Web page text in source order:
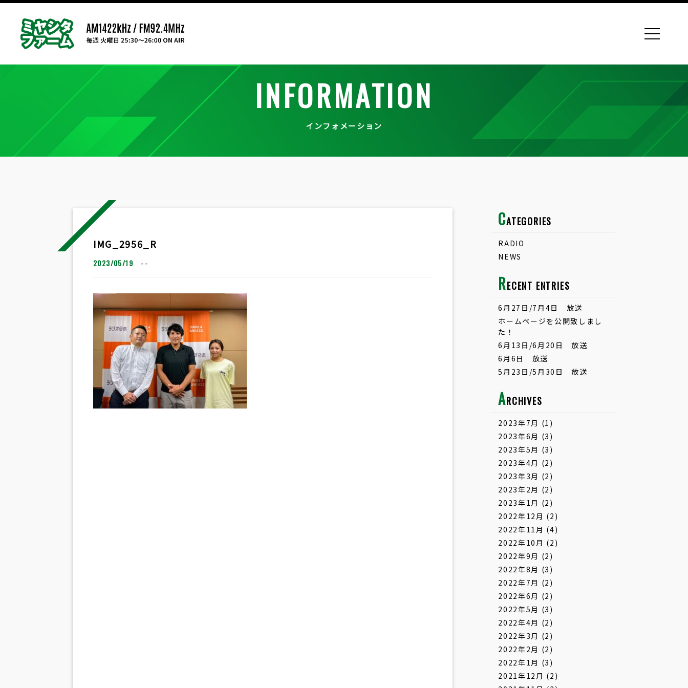
INFORMATION
インフォメーション
IMG_2956_R
2023/05/19 --
CATEGORIES
RADIO
NEWS
RECENT ENTRIES
6月27日/7月4日 放送
ホームページを公開致しまし
た！
6月13日/6月20日 放送
6月6日 放送
5月23日/5月30日 放送
ARCHIVES
2023年7月 (1)
2023年6月 (3)
2023年5月 (3)
2023年4月 (2)
2023年3月 (2)
2023年2月 (2)
2023年1月 (2)
2022年12月 (2)
2022年11月 (4)
2022年10月 (2)
2022年9月 (2)
2022年8月 (3)
2022年7月 (2)
2022年6月 (2)
2022年5月 (3)
2022年4月 (2)
2022年3月 (2)
2022年2月 (2)
2022年1月 (3)
2021年12月 (2)